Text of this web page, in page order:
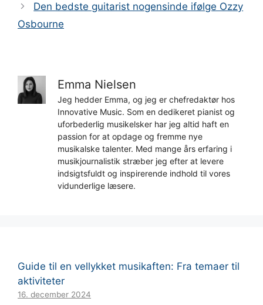
Den bedste guitarist nogensinde ifølge Ozzy
Osbourne
Emma Nielsen
Jeg hedder Emma, og jeg er chefredaktør hos
Innovative Music. Som en dedikeret pianist og
uforbederlig musikelsker har jeg altid haft en
passion for at opdage og fremme nye
musikalske talenter. Med mange års erfaring i
musikjournalistik stræber jeg efter at levere
indsigtsfuldt og inspirerende indhold til vores
vidunderlige læsere.
Guide til en vellykket musikaften: Fra temaer til
aktiviteter
16. december 2024